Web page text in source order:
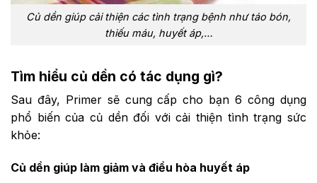
Củ dền giúp cải thiện các tình trạng bệnh như táo bón,
thiếu máu, huyết áp,…
Tìm hiểu củ dền có tác dụng gì?
Sau đây, Primer sẽ cung cấp cho bạn 6 công dụng
phổ biến của củ dền đối với cải thiện tình trạng sức
khỏe:
Củ dền giúp làm giảm và điều hòa huyết áp